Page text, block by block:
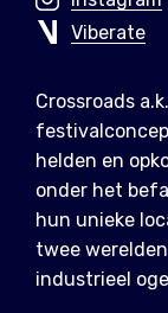
Viberate
Crossroads
helden en
onder het
hun unieke
twee
industrieel